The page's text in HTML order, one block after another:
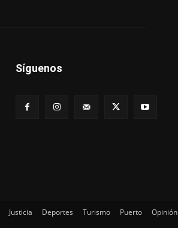
Síguenos
Justicia Deportes Turismo Puerto
Opinión